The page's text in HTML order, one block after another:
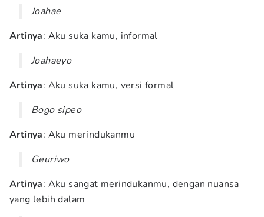
Joahae
Artinya: Aku suka kamu, informal
Joahaeyo
Artinya: Aku suka kamu, versi formal
Bogo sipeo
Artinya: Aku merindukanmu
Geuriwo
Artinya: Aku sangat merindukanmu, dengan nuansa
yang lebih dalam